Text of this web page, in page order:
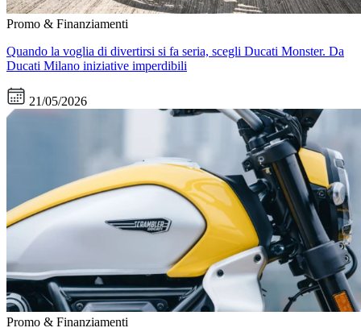
Promo & Finanziamenti
Quando la voglia di divertirsi si fa seria, scegli Ducati Monster. Da
Ducati Milano iniziative imperdibili
21/05/2026
Promo & Finanziamenti